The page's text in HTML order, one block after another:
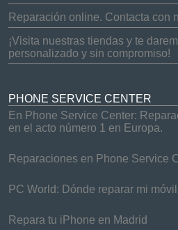
Reparación online. Contacta con
¡Visita nuestras tiendas y te
personalizado y sin compromiso!
PHONE SERVICE CENTER
En Phone Service Center:
en el acto número 1 en Europa.
Reparaciones en Phone Service
PC World: Dónde reparar mi
Repara tu iPhone en Madrid